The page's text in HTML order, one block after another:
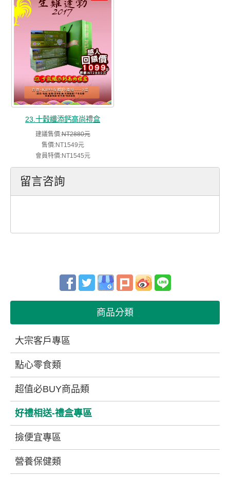
23.十穀纖添鈣高尚禮盒
建議售價:NT2880元
售價:NT1549元
會員特價:NT1545元
留言咨詢
商品分類
大宗客戶專區
點心零食類
超值必BUY商品類
好禮相送-禮盒專區
撿便宜專區
營養保健類